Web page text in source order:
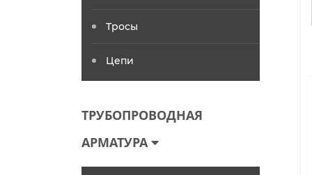
Тросы
Цепи
ТРУБОПРОВОДНАЯ
АРМАТУРА